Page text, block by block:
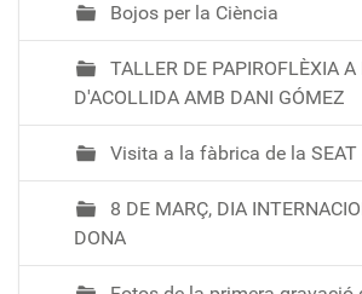
Bojos per la Ciència
TALLER DE PAPIROFLÈXIA A
D'ACOLLIDA AMB DANI GÓMEZ
Visita a la fàbrica de la SEAT
8 DE MARÇ, DIA
DONA